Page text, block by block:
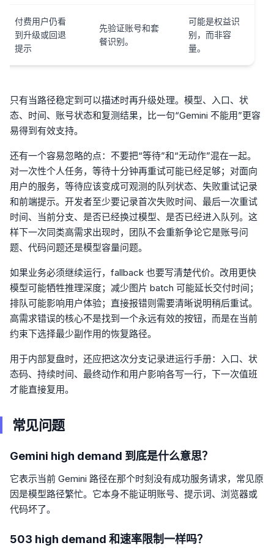
付费用户仍看
到升级或回退
提示
先验证账号和套
餐识别。
可能是权益识
别，而非容
量。
只有当路径稳定到可以描述时再升级处理。模型、入口、状
态、时间、账号状态和复测结果，比一句“Gemini 不能用”更容
易得到有效支持。
还有一个容易忽略的点：不要把“等待”和“无动作”混在一起。
对一次性个人任务，等待十分钟再重试可能已经足够；对面向
用户的服务，等待应该变成可观测的队列状态、失败重试记录
和前端提示。开发者至少要记录首次失败时间、最后一次重试
时间、当前分支、是否已经换过模型、是否已经进入队列。这
样下一次同类高需求出现时，团队不会重新争论它是账号问
题、代码问题还是模型容量问题。
如果业务必须继续运行，fallback 也要写清楚代价。改用更快
模型可能牺牲推理深度；减少图片 batch 可能延长交付时间；
排队可能影响用户体验；直接报错则需要清晰说明稍后重试。
高需求错误的核心不是找到一个永远有效的按钮，而是在当前
约束下选择最少副作用的恢复路径。
用于内部复盘时，还应把这次分支记录进运行手册：入口、状
态码、持续时间、最终动作和用户影响各写一行，下一次值班
才能直接复用。
常见问题
Gemini high demand 到底是什么意思？
它表示当前 Gemini 路径在那个时刻没有成功服务请求，常见原
因是模型路径繁忙。它本身不能证明账号、提示词、浏览器或
代码坏了。
503 high demand 和速率限制一样吗？